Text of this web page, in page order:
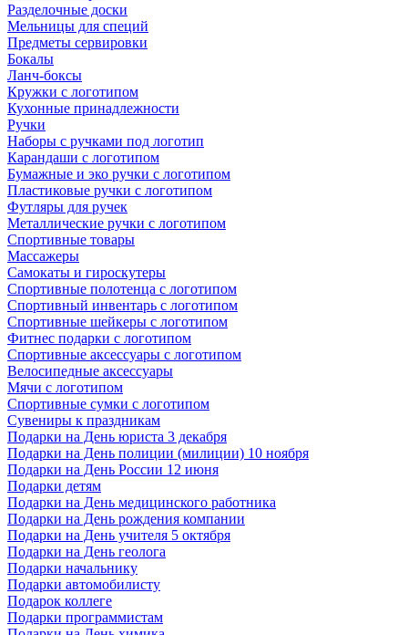
Разделочные доски
Мельницы для специй
Предметы сервировки
Бокалы
Ланч-боксы
Кружки с логотипом
Кухонные принадлежности
Ручки
Наборы с ручками под логотип
Карандаши с логотипом
Бумажные и эко ручки с логотипом
Пластиковые ручки с логотипом
Футляры для ручек
Металлические ручки с логотипом
Спортивные товары
Массажеры
Самокаты и гироскутеры
Спортивные полотенца с логотипом
Спортивный инвентарь с логотипом
Спортивные шейкеры с логотипом
Фитнес подарки с логотипом
Спортивные аксессуары с логотипом
Велосипедные аксессуары
Мячи с логотипом
Спортивные сумки с логотипом
Сувениры к праздникам
Подарки на День юриста 3 декабря
Подарки на День полиции (милиции) 10 ноября
Подарки на День России 12 июня
Подарки детям
Подарки на День медицинского работника
Подарки на День рождения компании
Подарки на День учителя 5 октября
Подарки на День геолога
Подарки начальнику
Подарки автомобилисту
Подарок коллеге
Подарки программистам